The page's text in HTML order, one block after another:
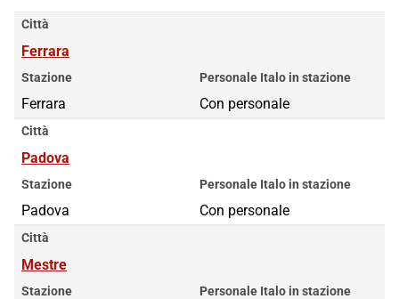
Città
Ferrara
Stazione
Ferrara
Personale Italo in stazione
Con personale
Città
Padova
Stazione
Padova
Personale Italo in stazione
Con personale
Città
Mestre
Stazione Personale Italo in stazione